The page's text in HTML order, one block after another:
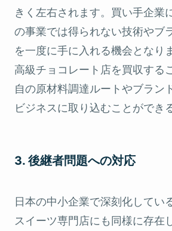
きく左右されます。買い手企業
の事業では得られない技術やブ
を一度に手に入れる機会となり
高級チョコレート店を買収する
自の原材料調達ルートやブラン
ビジネスに取り込むことができ
3. 後継者問題への対応
日本の中小企業で深刻化してい
スイーツ専門店にも同様に存在